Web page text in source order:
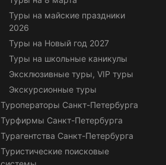
Туры на майские праздники
2026
Туры на Новый год 2027
Туры на школьные каникулы
Эксклюзивные туры, VIP туры
Экскурсионные туры
Туроператоры Санкт-Петербурга
Турфирмы Санкт-Петербурга
Турагентства Санкт-Петербурга
Туристические поисковые